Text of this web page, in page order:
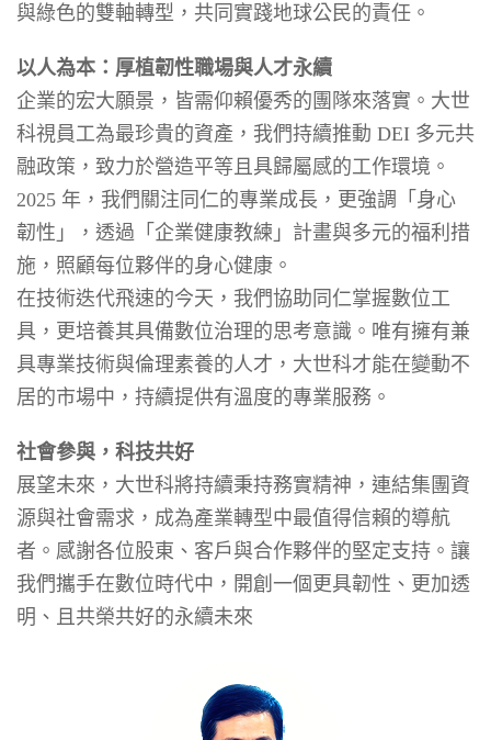
與綠色的雙軸轉型，共同實踐地球公民的責任。
以人為本：厚植韌性職場與人才永續
企業的宏大願景，皆需仰賴優秀的團隊來落實。大世
科視員工為最珍貴的資產，我們持續推動 DEI 多元共
融政策，致力於營造平等且具歸屬感的工作環境。
2025 年，我們關注同仁的專業成長，更強調「身心
韌性」，透過「企業健康教練」計畫與多元的福利措
施，照顧每位夥伴的身心健康。
在技術迭代飛速的今天，我們協助同仁掌握數位工
具，更培養其具備數位治理的思考意識。唯有擁有兼
具專業技術與倫理素養的人才，大世科才能在變動不
居的市場中，持續提供有溫度的專業服務。
社會參與，科技共好
展望未來，大世科將持續秉持務實精神，連結集團資
源與社會需求，成為產業轉型中最值得信賴的導航
者。感謝各位股東、客戶與合作夥伴的堅定支持。讓
我們攜手在數位時代中，開創一個更具韌性、更加透
明、且共榮共好的永續未來